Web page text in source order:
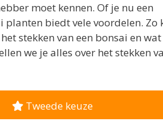
moet kennen. Of je nu een
planten biedt vele voordelen. Zo
stekken van een bonsai en
we je alles over het stekken
Tweede keuze